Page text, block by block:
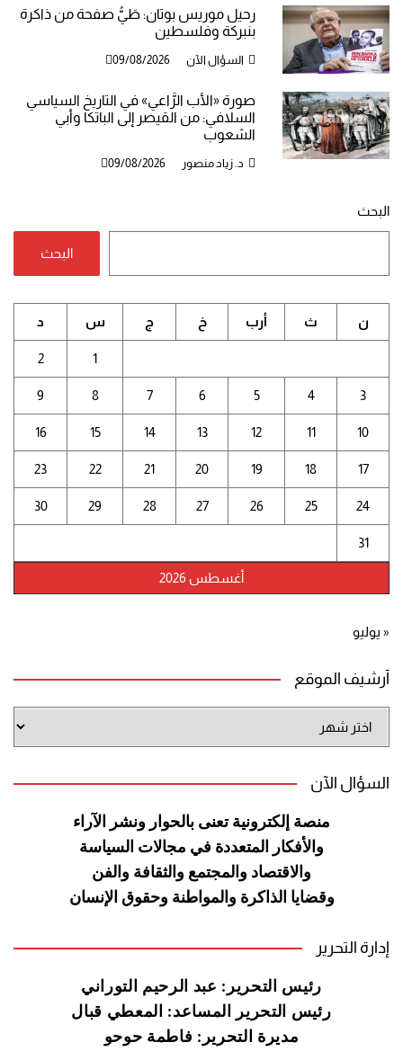
رحيل موريس بوتان: طَيُّ صفحة من ذاكرة
بنبركة وفلسطين
السؤال الآن 09/08/2026
صورة «الأب الرَّاعي» في التاريخ السياسي
السلافي: من القيصر إلى الباتكا وأبي
الشعوب
د. زياد منصور 09/08/2026
البحث
البحث
أغسطس 2026
ن ث أرب خ ج س د
1
2
3
4
5
6
7
8
9
10
11
12
13
14
15
16
17
18
19
20
21
22
23
24
25
26
27
28
29
30
31
« يوليو
أرشيف الموقع
الموقع
السؤال الآن
منصة إلكترونية تعنى بالحوار ونشر
الآراء
والأفكار المتعددة في مجالات السياسة
والاقتصاد والمجتمع والثقافة والفن
وقضايا الذاكرة والمواطنة وحقوق الإنسان
إدارة التحرير
رئيس التحرير: عبد الرحيم التوراني
رئيس التحرير المساعد: المعطي قبال
مديرة التحرير: فاطمة حوحو